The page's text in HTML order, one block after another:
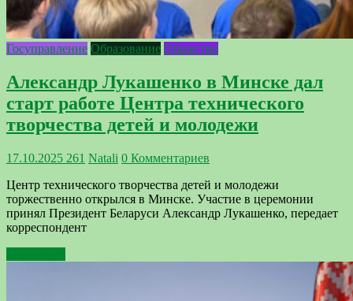
Госуправление Образование Общество
Александр Лукашенко в Минске дал
старт работе Центра технического
творчества детей и молодежи
17.10.2025 261 Natali 0 Комментариев
Центр технического творчества детей и молодежи
торжественно открылся в Минске. Участие в церемонии
принял Президент Беларуси Александр Лукашенко, передает
корреспондент